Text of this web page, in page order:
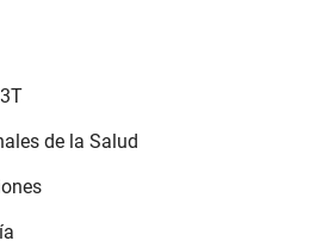
de la Salud